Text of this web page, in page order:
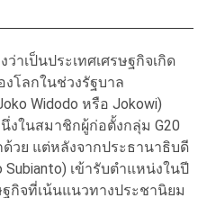
าเป็นประเทศเศรษฐกิจเกิด
โลกในช่วงรัฐบาล
Widodo หรือ Jokowi)
งในสมาชิกผู้ก่อตั้งกลุ่ม G20
วย แต่หลังจากประธานาธิบดี
Subianto) เข้ารับตำแหน่งในปี
กิจที่เน้นแนวทางประชานิยม